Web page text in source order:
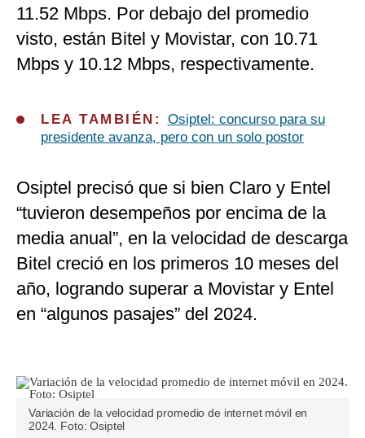
11.52 Mbps. Por debajo del promedio
visto, están Bitel y Movistar, con 10.71
Mbps y 10.12 Mbps, respectivamente.
LEA TAMBIÉN: Osiptel: concurso para su
presidente avanza, pero con un solo postor
Osiptel precisó que si bien Claro y Entel
“tuvieron desempeños por encima de la
media anual”, en la velocidad de descarga
Bitel creció en los primeros 10 meses del
año, logrando superar a Movistar y Entel
en “algunos pasajes” del 2024.
Variación de la velocidad promedio de internet móvil en
2024. Foto: Osiptel